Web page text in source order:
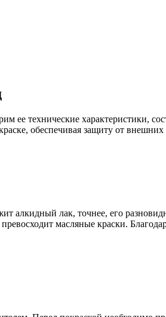
технические характеристики,
обеспечивая защиту от
алкидный лак, точнее, его
масляные краски.